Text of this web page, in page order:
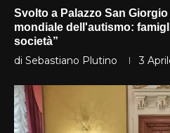
Svolto a Palazzo San
mondiale dell'autismo:
società”
di Sebastiano Plutino 3